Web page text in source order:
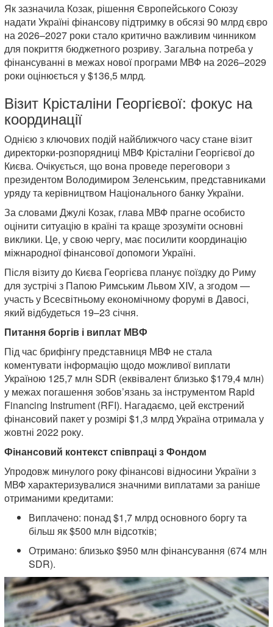
Як зазначила Козак, рішення Європейського Союзу
надати Україні фінансову підтримку в обсязі 90 млрд євро
на 2026–2027 роки стало критично важливим чинником
для покриття бюджетного розриву. Загальна потреба у
фінансуванні в межах нової програми МВФ на 2026–2029
роки оцінюється у $136,5 млрд.
Візит Крісталіни Георгієвої: фокус на
координації
Однією з ключових подій найближчого часу стане візит
директорки-розпорядниці МВФ Крісталіни Георгієвої до
Києва. Очікується, що вона проведе переговори з
президентом Володимиром Зеленським, представниками
уряду та керівництвом Національного банку України.
За словами Джулі Козак, глава МВФ прагне особисто
оцінити ситуацію в країні та краще зрозуміти основні
виклики. Це, у свою чергу, має посилити координацію
міжнародної фінансової допомоги Україні.
Після візиту до Києва Георгієва планує поїздку до Риму
для зустрічі з Папою Римським Львом XIV, а згодом —
участь у Всесвітньому економічному форумі в Давосі,
який відбудеться 19–23 січня.
Питання боргів і виплат МВФ
Під час брифінгу представниця МВФ не стала
коментувати інформацію щодо можливої виплати
Україною 125,7 млн SDR (еквівалент близько $179,4 млн)
у межах погашення зобов’язань за інструментом Rapid
Financing Instrument (RFI). Нагадаємо, цей екстрений
фінансовий пакет у розмірі $1,3 млрд Україна отримала у
жовтні 2022 року.
Фінансовий контекст співпраці з Фондом
Упродовж минулого року фінансові відносини України з
МВФ характеризувалися значними виплатами за раніше
отриманими кредитами:
Виплачено: понад $1,7 млрд основного боргу та
більш як $500 млн відсотків;
Отримано: близько $950 млн фінансування (674 млн
SDR).